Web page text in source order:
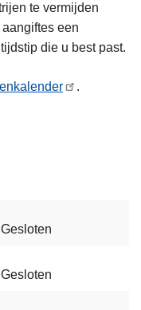
te vermijden
een
die u best past.
.
Gesloten
Gesloten